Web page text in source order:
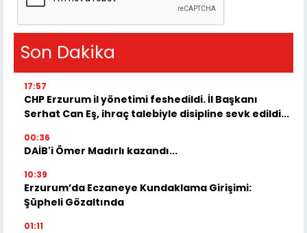
Son Dakika
17:57
CHP Erzurum il yönetimi feshedildi. İl Başkanı
Serhat Can Eş, ihraç talebiyle disipline sevk edildi...
00:36
DAİB'i Ömer Madırlı kazandı...
10:39
Erzurum’da Eczaneye Kundaklama Girişimi:
Şüpheli Gözaltında
01:11